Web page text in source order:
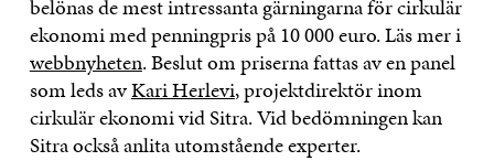
belönas de mest intressanta gärningarna för cirkulär
ekonomi med penningpris på 10 000 euro. Läs mer i
webbnyheten. Beslut om priserna fattas av en panel
som leds avKari Herlevi, projektdirektör inom
cirkulär ekonomi vid Sitra. Vid bedömningen kan
Sitra också anlita utomstående experter.